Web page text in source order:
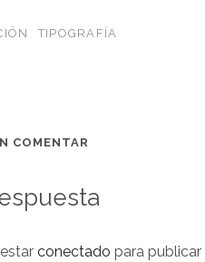
TIPOGRAFÍA
COMENTAR
conectado para